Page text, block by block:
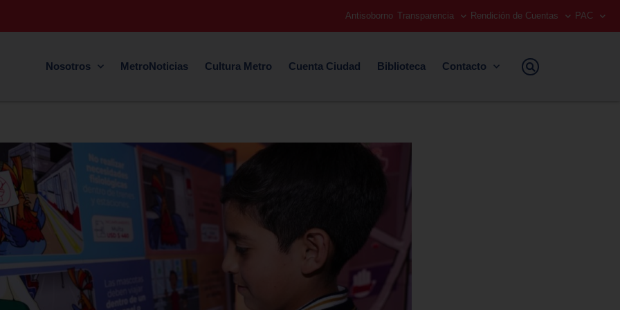
Antisoborno Transparencia Rendición de Cuentas PAC
Nosotros MetroNoticias Cultura Metro Cuenta Ciudad Biblioteca Contacto